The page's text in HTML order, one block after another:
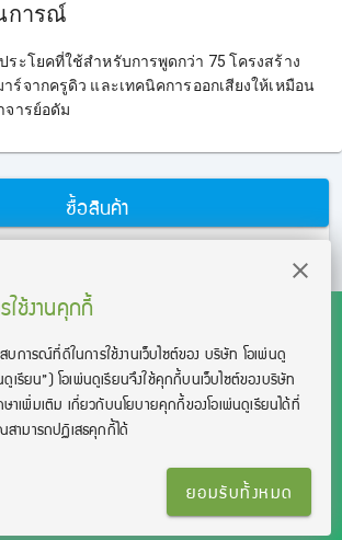
การณ์
ระโยคที่ใช้สำหรับการพูดกว่า 75 โครงสร้าง
ร์จากครูดิว และเทคนิคการออกเสียงให้เหมือน
จารย์อดัม
ซื้อสินค้า
ษัท โอเพ่นดูเรียน จำกัด 2021 ©︎ OpenDurian
Co., Ltd.
are registered trademarks of Educational Testing
is not endorsed or approved by ETS.
ใช้งานคุกกี้
บการณ์ที่ดีในการใช้งานเว็บไซต์ของ บริษัท โอเพ่นดู
ดูเรียน”)โอเพ่นดูเรียนจึงใช้คุกกี้บนเว็บไซต์ของบริษัท
เพิ่มเติม เกี่ยวกับนโยบายคุกกี้ของโอเพ่นดูเรียนได้ที่
ามารถปฏิเสธคุกกี้ได้
ยอมรับทั้งหมด